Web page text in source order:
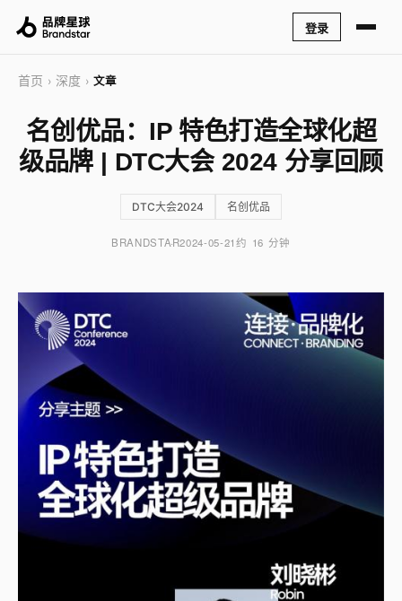
登录
首页 › 深度 › 文章
名创优品：IP 特色打造全球化超
级品牌 | DTC大会 2024 分享回顾
DTC大会2024 名创优品
BRANDSTAR2024-05-21约 16 分钟